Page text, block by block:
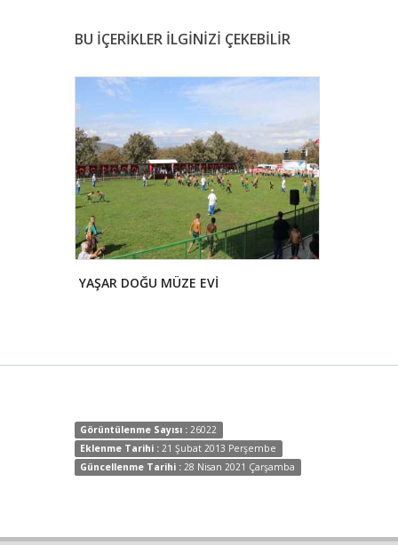
BU İÇERİKLER İLGİNİZİ ÇEKEBİLİR
YAŞAR DOĞU MÜZE EVİ
Görüntülenme Sayısı : 26022
Eklenme Tarihi : 21 Şubat 2013 Perşembe
Güncellenme Tarihi : 28 Nisan 2021 Çarşamba